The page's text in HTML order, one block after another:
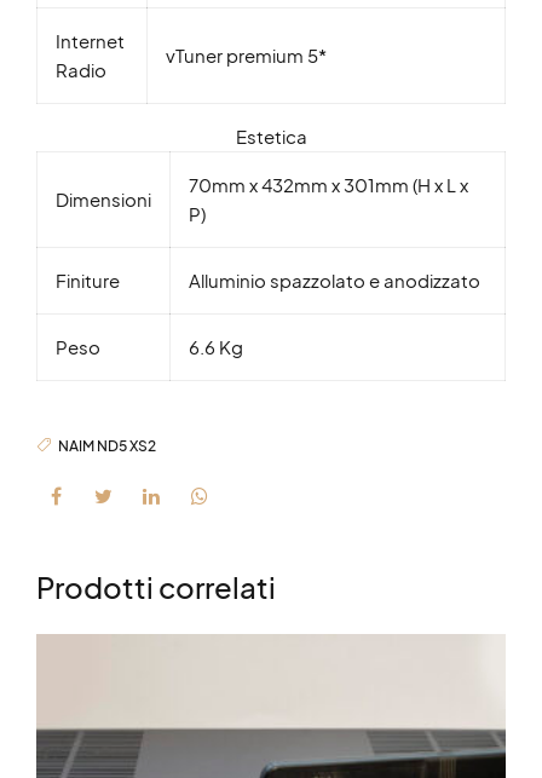
Internet
Radio
vTuner premium 5*
Estetica
Dimensioni
70mm x 432mm x 301mm (H x L x
P)
Finiture Alluminio spazzolato e anodizzato
Peso 6.6 Kg
NAIM ND5 XS2
Prodotti correlati